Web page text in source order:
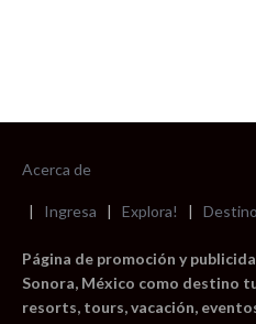
Acerca de
| Ingresa | Explora! |
Página de promoción y
Sonora, México como destino
resorts, tours, vacación,